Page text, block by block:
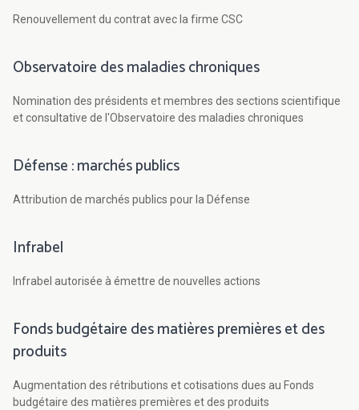
Renouvellement du contrat avec la firme CSC
Observatoire des maladies chroniques
Nomination des présidents et membres des sections scientifique
et consultative de l'Observatoire des maladies chroniques
Défense : marchés publics
Attribution de marchés publics pour la Défense
Infrabel
Infrabel autorisée à émettre de nouvelles actions
Fonds budgétaire des matières premières et des
produits
Augmentation des rétributions et cotisations dues au Fonds
budgétaire des matières premières et des produits